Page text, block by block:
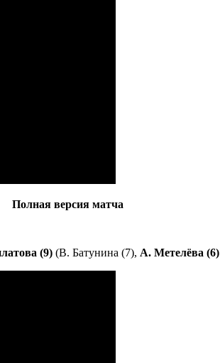
Полная версия матча
(9) (В. Батунина (7), А. Метелёва (6)